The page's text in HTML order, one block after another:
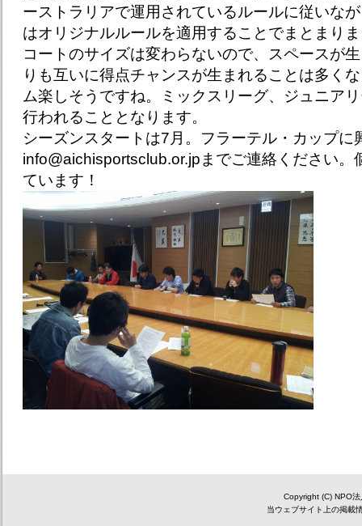
ーストラリアで運用されているルールに従いな
はオリジナルルールを適用することでまとまり
コートのサイズは変わらないので、スペースが
りも互いに得点チャンスが生まれることは多く
ム楽しそうですね。ミックスリーグ、ジュニア
行われることとなります。
シーズンスタートは7月。フラーテル・カップに
info@aichisportsclub.or.jp までご連絡ください。
ています！
Copyright (C) NPO
当ウェブサイト上の掲載